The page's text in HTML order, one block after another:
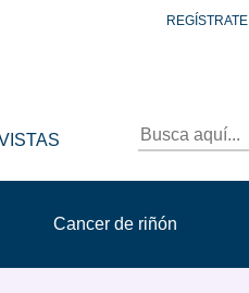
REGÍSTRATE
Cancer de riñón